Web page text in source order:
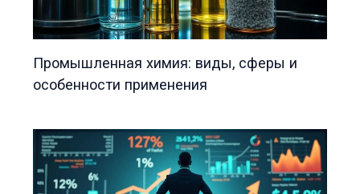
Промышленная химия: виды, сферы и
особенности применения